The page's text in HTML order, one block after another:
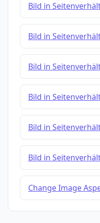
Bild in
Bild in
Bild in
Bild in
Bild in
Bild in
Change Image